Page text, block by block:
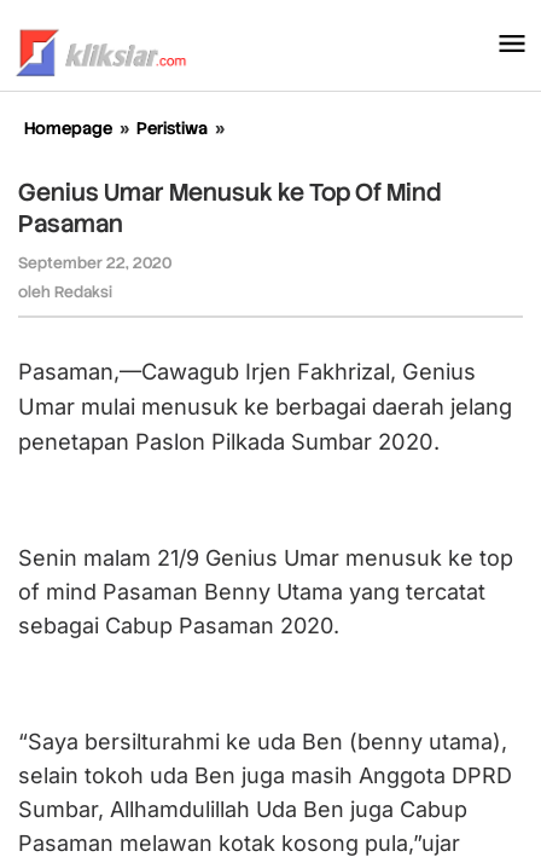
konten
Homepage » Peristiwa »
Menusuk
ke
Genius Umar Menusuk ke Top Of Mind
Pasaman
September 22, 2020
oleh Redaksi
Pasaman,—Cawagub Irjen Fakhrizal, Genius
Umar mulai menusuk ke berbagai daerah jelang
penetapan Paslon Pilkada Sumbar 2020.
Senin malam 21/9 Genius Umar menusuk ke top
of mind Pasaman Benny Utama yang tercatat
sebagai Cabup Pasaman 2020.
“Saya bersilturahmi ke uda Ben (benny utama),
selain tokoh uda Ben juga masih Anggota DPRD
Sumbar, Allhamdulillah Uda Ben juga Cabup
Pasaman melawan kotak kosong pula,”ujar